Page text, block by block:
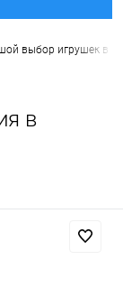
выбор игрушек в
в